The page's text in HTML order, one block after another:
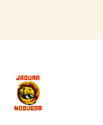
J
CONTENIDO